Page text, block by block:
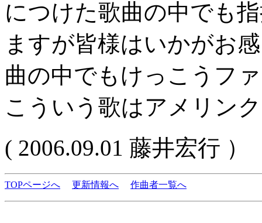
につけた歌曲の中でも
ますが皆様はいかがお
曲の中でもけっこうフ
こういう歌はアメリン
( 2006.09.01 藤井宏行 ）
TOPページへ 更新情報へ 作曲者一覧へ